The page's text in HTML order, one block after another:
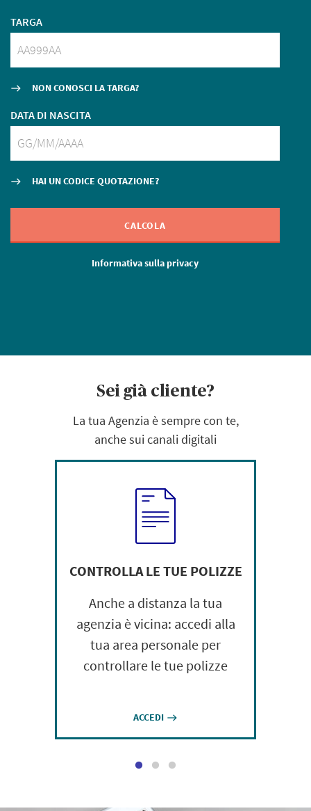
TARGA
east NON CONOSCI LA TARGA?
DATA DI NASCITA
east HAI UN CODICE QUOTAZIONE?
CALCOLA
Informativa sulla privacy
Sei già cliente?
La tua Agenzia è sempre con te,
anche sui canali digitali
CONTROLLA LE TUE POLIZZE
Anche a distanza la tua
agenzia è vicina: accedi alla
tua area personale per
controllare le tue polizze
ACCEDI east